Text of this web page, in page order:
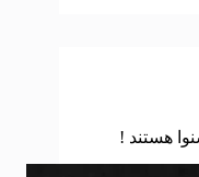
هستند !